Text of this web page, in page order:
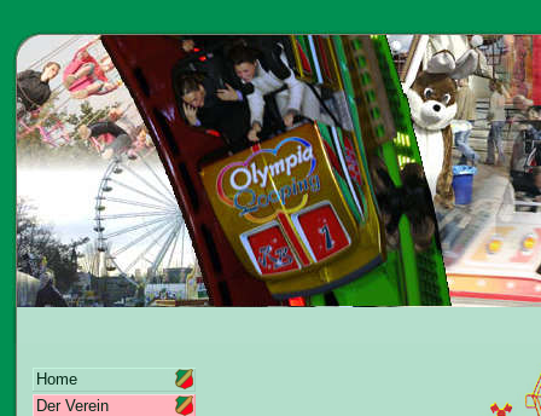
Home
Der Verein